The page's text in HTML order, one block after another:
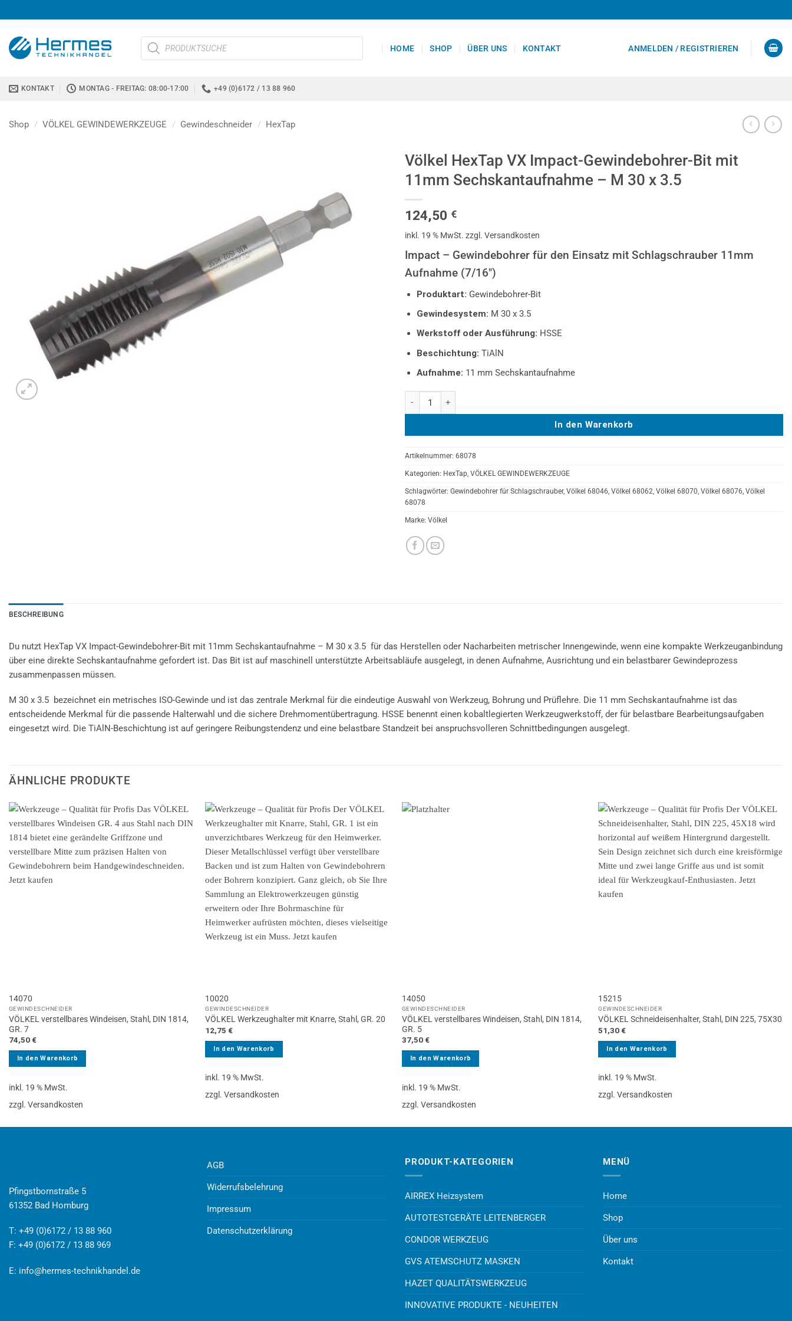
Inhalt
springen
Products
search
HOME SHOP ÜBER UNS KONTAKT ANMELDEN / REGISTRIEREN
KONTAKT MONTAG - FREITAG: 08:00-17:00 +49 (0)6172 / 13 88 960
Shop / VÖLKEL GEWINDEWERKZEUGE / Gewindeschneider / HexTap
Völkel HexTap VX Impact-Gewindebohrer-Bit mit
11mm Sechskantaufnahme – M 30 x 3.5
124,50 €
inkl. 19 % MwSt. zzgl. Versandkosten
Impact – Gewindebohrer für den Einsatz mit Schlagschrauber 11mm
Aufnahme (7/16″)
Produktart: Gewindebohrer-Bit
Gewindesystem: M 30 x 3.5
Werkstoff oder Ausführung: HSSE
Beschichtung: TiAlN
Aufnahme: 11 mm Sechskantaufnahme
In den Warenkorb
Artikelnummer: 68078
Kategorien: HexTap, VÖLKEL GEWINDEWERKZEUGE
Schlagwörter: Gewindebohrer für Schlagschrauber, Völkel 68046, Völkel 68062, Völkel 68070, Völkel 68076, Völkel
68078
Marke: Völkel
BESCHREIBUNG
Du nutzt HexTap VX Impact-Gewindebohrer-Bit mit 11mm Sechskantaufnahme – M 30 x 3.5 für das Herstellen oder Nacharbeiten metrischer Innengewinde, wenn eine kompakte Werkzeuganbindung
über eine direkte Sechskantaufnahme gefordert ist. Das Bit ist auf maschinell unterstützte Arbeitsabläufe ausgelegt, in denen Aufnahme, Ausrichtung und ein belastbarer Gewindeprozess
zusammenpassen müssen.
M 30 x 3.5 bezeichnet ein metrisches ISO-Gewinde und ist das zentrale Merkmal für die eindeutige Auswahl von Werkzeug, Bohrung und Prüflehre. Die 11 mm Sechskantaufnahme ist das
entscheidende Merkmal für die passende Halterwahl und die sichere Drehmomentübertragung. HSSE benennt einen kobaltlegierten Werkzeugwerkstoff, der für belastbare Bearbeitungsaufgaben
eingesetzt wird. Die TiAlN-Beschichtung ist auf geringere Reibungstendenz und eine belastbare Standzeit bei anspruchsvolleren Schnittbedingungen ausgelegt.
ÄHNLICHE PRODUKTE
14070
GEWINDESCHNEIDER
VÖLKEL verstellbares Windeisen, Stahl, DIN 1814,
GR. 7
74,50€
In den Warenkorb
inkl. 19 % MwSt.
zzgl. Versandkosten
10020
GEWINDESCHNEIDER
VÖLKEL Werkzeughalter mit Knarre, Stahl, GR. 20
12,75€
In den Warenkorb
inkl. 19 % MwSt.
zzgl. Versandkosten
14050
GEWINDESCHNEIDER
VÖLKEL verstellbares Windeisen, Stahl, DIN 1814,
GR. 5
37,50€
In den Warenkorb
inkl. 19 % MwSt.
zzgl. Versandkosten
15215
GEWINDESCHNEIDER
VÖLKEL Schneideisenhalter, Stahl, DIN 225, 75X30
51,30€
In den Warenkorb
inkl. 19 % MwSt.
zzgl. Versandkosten
Pfingstbornstraße 5
61352 Bad Homburg
T: +49 (0)6172 / 13 88 960
F: +49 (0)6172 / 13 88 969
E: info@hermes-technikhandel.de
AGB
Widerrufsbelehrung
Impressum
Datenschutzerklärung
PRODUKT-KATEGORIEN
AIRREX Heizsystem
AUTOTESTGERÄTE LEITENBERGER
CONDOR WERKZEUG
GVS ATEMSCHUTZ MASKEN
HAZET QUALITÄTSWERKZEUG
INNOVATIVE PRODUKTE - NEUHEITEN
MENÜ
Home
Shop
Über uns
Kontakt